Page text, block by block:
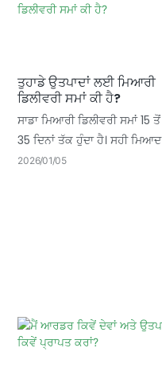
ਤੁਹਾਡੇ ਉਤਪਾਦਾਂ ਲਈ ਮਿਆਰੀ
ਡਿਲੀਵਰੀ ਸਮਾਂ ਕੀ ਹੈ?
ਸਾਡਾ ਮਿਆਰੀ ਡਿਲੀਵਰੀ ਸਮਾਂ 15 ਤੋਂ
35 ਦਿਨਾਂ ਤੱਕ ਹੁੰਦਾ ਹੈ। ਸਹੀ ਮਿਆਦ
ਖਾਸ ਆਰਡਰ ਵੇਰਵਿਆਂ ਦੇ ਆਧਾਰ 'ਤੇ
20260105